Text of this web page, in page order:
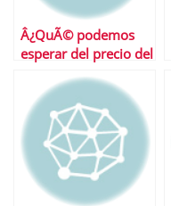
Â¿QuÃ© podemos
esperar del precio del